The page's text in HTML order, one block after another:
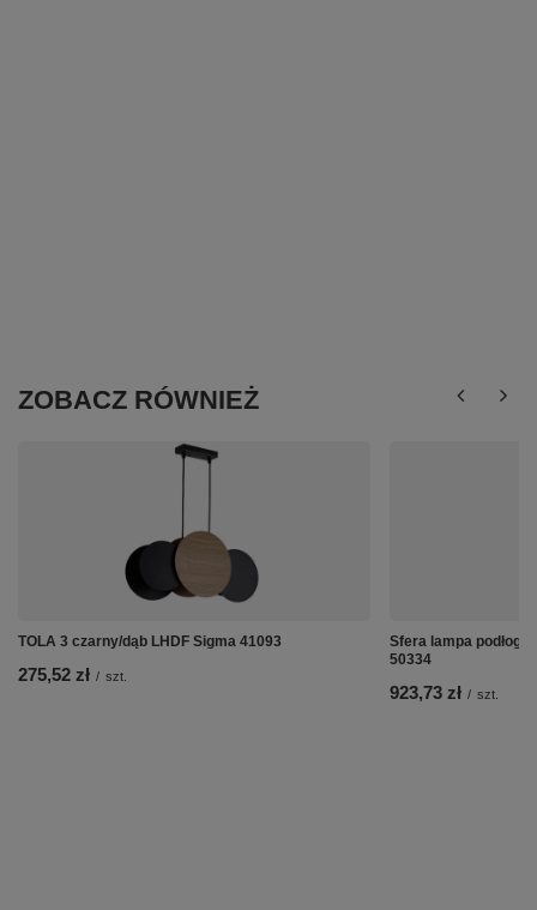
ZOBACZ RÓWNIEŻ
TOLA 3 czarny/dąb LHDF Sigma 41093
275,52 zł / szt.
Sfera lampa
50334
923,73 zł / szt.